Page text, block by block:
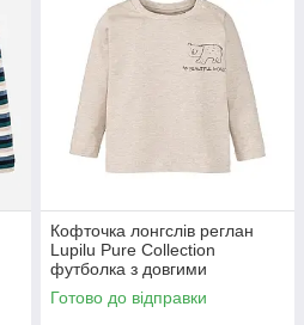
Кофточка лонгслів реглан
Lupilu Pure Collection
футболка з довгими
рукавами
Готово до відправки